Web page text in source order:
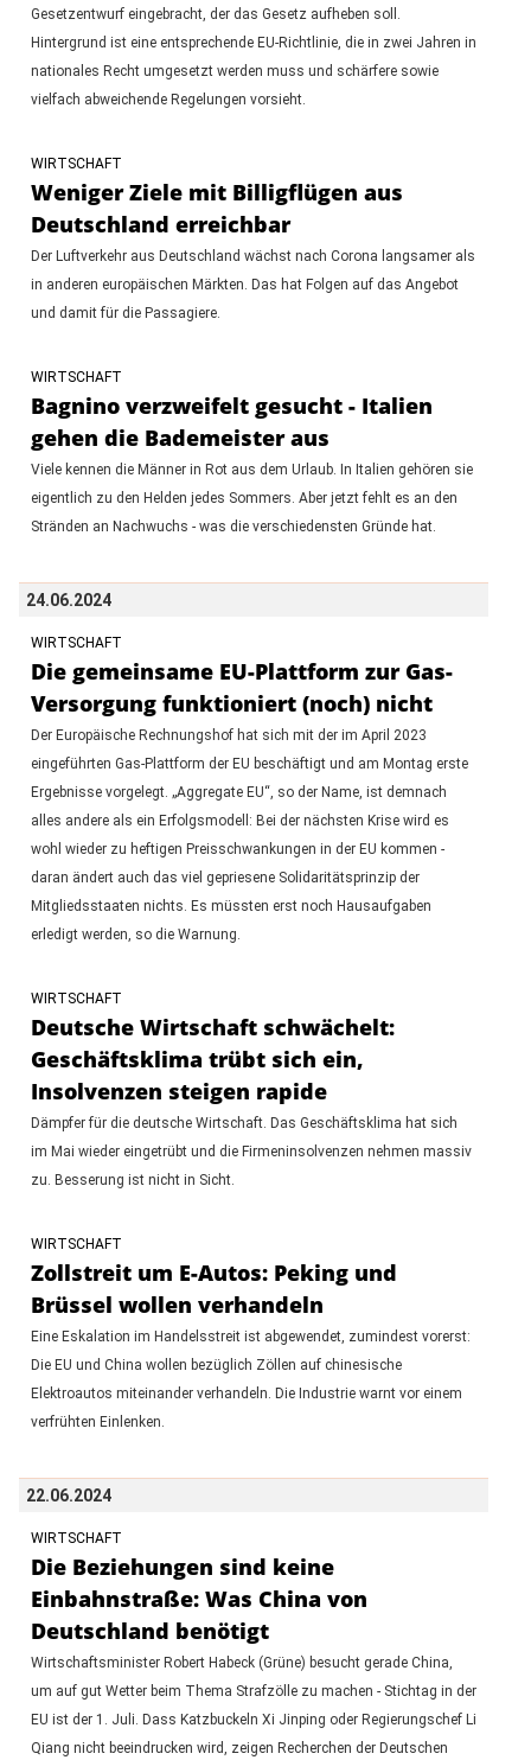
Gesetzentwurf eingebracht, der das Gesetz aufheben soll.
Hintergrund ist eine entsprechende EU-Richtlinie, die in zwei Jahren in
nationales Recht umgesetzt werden muss und schärfere sowie
vielfach abweichende Regelungen vorsieht.
WIRTSCHAFT
Weniger Ziele mit Billigflügen aus
Deutschland erreichbar
Der Luftverkehr aus Deutschland wächst nach Corona langsamer als
in anderen europäischen Märkten. Das hat Folgen auf das Angebot
und damit für die Passagiere.
WIRTSCHAFT
Bagnino verzweifelt gesucht - Italien
gehen die Bademeister aus
Viele kennen die Männer in Rot aus dem Urlaub. In Italien gehören sie
eigentlich zu den Helden jedes Sommers. Aber jetzt fehlt es an den
Stränden an Nachwuchs - was die verschiedensten Gründe hat.
24.06.2024
WIRTSCHAFT
Die gemeinsame EU-Plattform zur Gas-
Versorgung funktioniert (noch) nicht
Der Europäische Rechnungshof hat sich mit der im April 2023
eingeführten Gas-Plattform der EU beschäftigt und am Montag erste
Ergebnisse vorgelegt. „Aggregate EU“, so der Name, ist demnach
alles andere als ein Erfolgsmodell: Bei der nächsten Krise wird es
wohl wieder zu heftigen Preisschwankungen in der EU kommen -
daran ändert auch das viel gepriesene Solidaritätsprinzip der
Mitgliedsstaaten nichts. Es müssten erst noch Hausaufgaben
erledigt werden, so die Warnung.
WIRTSCHAFT
Deutsche Wirtschaft schwächelt:
Geschäftsklima trübt sich ein,
Insolvenzen steigen rapide
Dämpfer für die deutsche Wirtschaft. Das Geschäftsklima hat sich
im Mai wieder eingetrübt und die Firmeninsolvenzen nehmen massiv
zu. Besserung ist nicht in Sicht.
WIRTSCHAFT
Zollstreit um E-Autos: Peking und
Brüssel wollen verhandeln
Eine Eskalation im Handelsstreit ist abgewendet, zumindest vorerst:
Die EU und China wollen bezüglich Zöllen auf chinesische
Elektroautos miteinander verhandeln. Die Industrie warnt vor einem
verfrühten Einlenken.
22.06.2024
WIRTSCHAFT
Die Beziehungen sind keine
Einbahnstraße: Was China von
Deutschland benötigt
Wirtschaftsminister Robert Habeck (Grüne) besucht gerade China,
um auf gut Wetter beim Thema Strafzölle zu machen - Stichtag in der
EU ist der 1. Juli. Dass Katzbuckeln Xi Jinping oder Regierungschef Li
Qiang nicht beeindrucken wird, zeigen Recherchen der Deutschen